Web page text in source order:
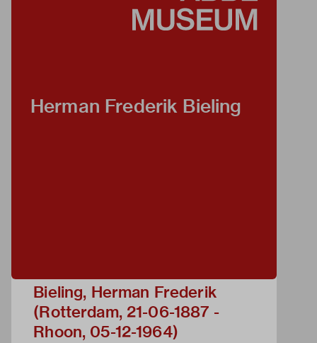
Herman Frederik Bieling
Bieling, Herman Frederik
(Rotterdam, 21-06-1887 -
Rhoon, 05-12-1964)